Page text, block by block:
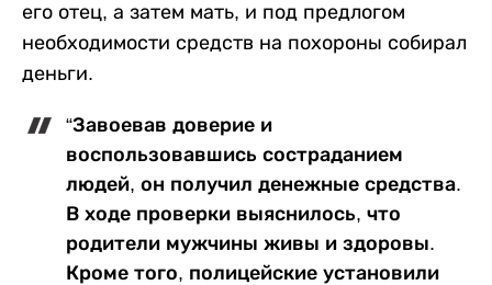
его отец, а затем мать, и под предлогом
необходимости средств на похороны собирал
деньги.
“Завоевав доверие и
воспользовавшись состраданием
людей, он получил денежные средства.
В ходе проверки выяснилось, что
родители мужчины живы и здоровы.
Кроме того, полицейские установили